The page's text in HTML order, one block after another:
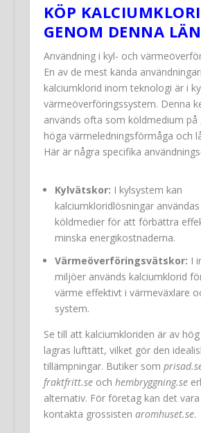
KÖP
GENOM DENNA
Användning i kyl- och
En av de mest kända
kalciumklorid inom teknologi är i
värmeöverföringssystem. Denna
används ofta som köldmedium på
höga värmeledningsförmåga och
Här är några specifika
Kylvätskor: I kylsystem kan
kalciumkloridlösningar
köldmedier för att förbättra
minska energikostnaderna.
Värmeöverföringsvätskor: I
miljöer används kalciumklorid
värme effektivt i värmeväxlare
system.
Se till att kalciumkloriden är av
lagras lufttätt, vilket gör den
tillämpningar. Butiker som
fraktfritt.seoch hembryggning.se
alternativ. För företag kan det
kontakta grossisten aromhuset.se.